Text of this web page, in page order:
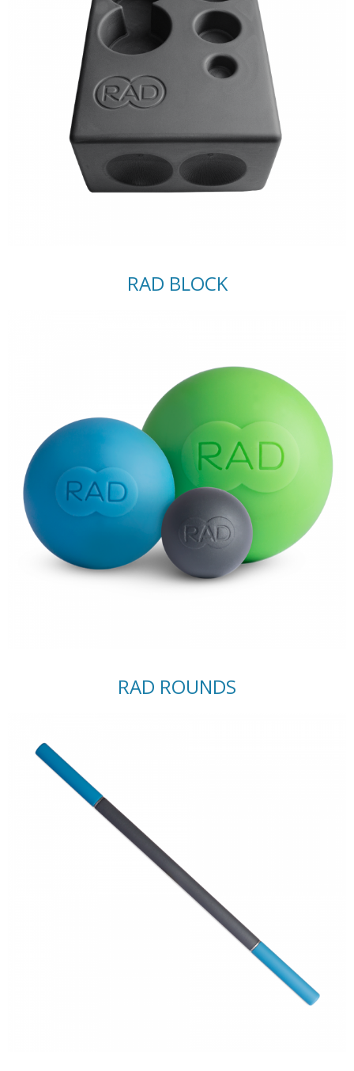
RAD BLOCK
RAD ROUNDS